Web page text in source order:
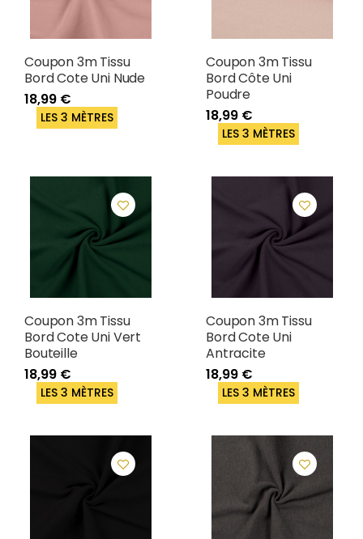
Coupon 3m Tissu
Bord Cote Uni Nude
18,99 €
LES 3 MÈTRES
Coupon 3m Tissu
Bord Côte Uni
Poudre
18,99 €
LES 3 MÈTRES
Coupon 3m Tissu
Bord Cote Uni Vert
Bouteille
18,99 €
LES 3 MÈTRES
Coupon 3m Tissu
Bord Cote Uni
Antracite
18,99 €
LES 3 MÈTRES